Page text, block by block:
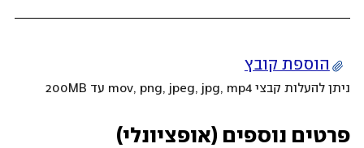
הוספת קובץ
ניתן להעלות קבצי mov, png, jpeg, jpg, mp4 עד 200MB
פרטים נוספים (אופציונלי)